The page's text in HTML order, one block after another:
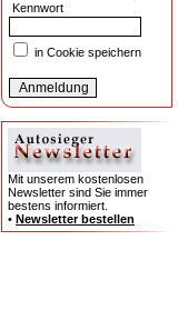
Kennwort
in Cookie speichern
Mit unserem kostenlosen
Newsletter sind Sie immer
bestens informiert.
• Newsletter bestellen